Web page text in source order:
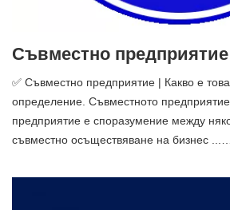
Съвместно предприятие
✅ Съвместно предприятие | Какво е
определение. Съвместното
предприятие е споразумение между
съвместно осъществяване на бизнес ...…